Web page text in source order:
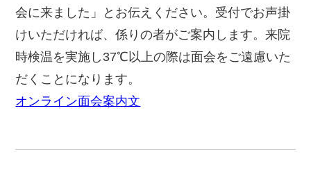
会に来ました」とお伝えください。受付でお声掛
けいただければ、係りの者がご案内します。来院
時検温を実施し37℃以上の際は面会をご遠慮いた
だくことになります。
オンライン面会案内文